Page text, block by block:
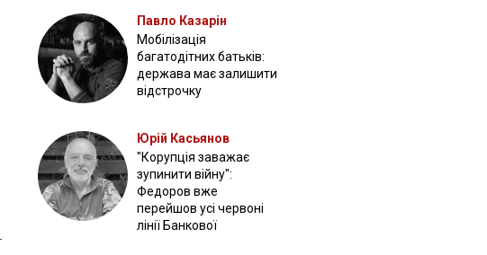
Павло Казарін
Мобілізація
багатодітних батьків:
держава має залишити
відстрочку
Юрій Касьянов
"Корупція заважає
зупинити війну":
Федоров вже
перейшов усі червоні
лінії Банкової